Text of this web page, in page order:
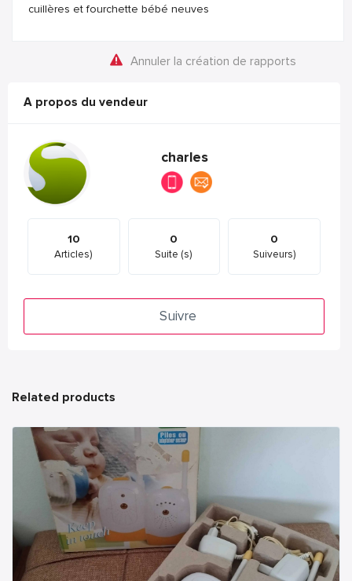
cuillères et fourchette bébé neuves
Annuler la création de rapports
A propos du vendeur
charles
10
Articles)
0
Suite (s)
0
Suiveurs)
Suivre
Related products